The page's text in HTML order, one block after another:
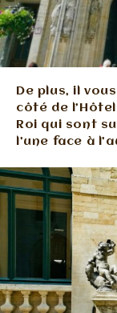
De plus, il
côté de
Roi qui sont
l’une face à